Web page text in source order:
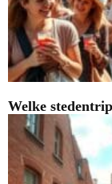
Welke